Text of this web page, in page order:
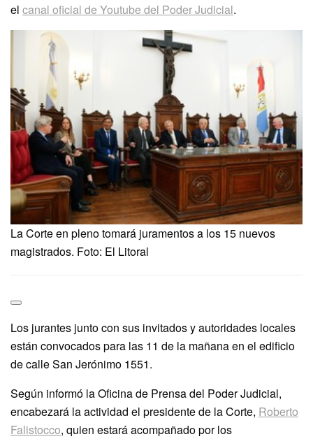
el canal oficial de Youtube del Poder Judicial.
La Corte en pleno tomará juramentos a los 15 nuevos
magistrados. Foto: El Litoral
Los jurantes junto con sus invitados y autoridades locales
están convocados para las 11 de la mañana en el edificio
de calle San Jerónimo 1551.
Según informó la Oficina de Prensa del Poder Judicial,
encabezará la actividad el presidente de la Corte, Roberto
Falistocco, quien estará acompañado por los